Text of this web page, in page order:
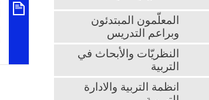
المعلّمون المبتدئون
وبراعم التدريس
النظريّات والأبحاث في
التربية
انظمة التربية والادارة